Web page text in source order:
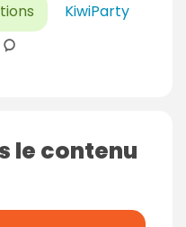
KiwiParty
c
le contenu